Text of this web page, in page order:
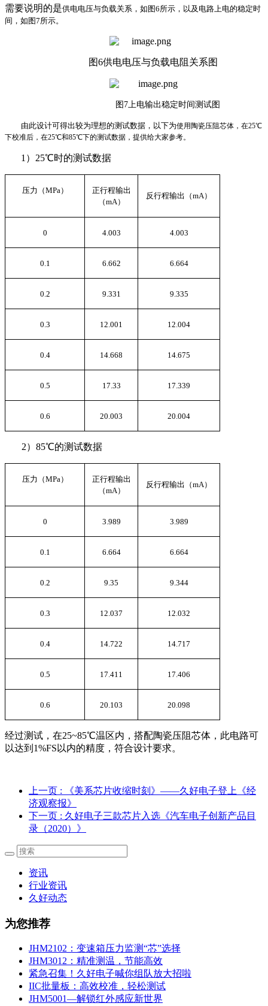
需要说明的是供电电压与负载关系，如图6所示，以及电路上电的稳定时
间，如图7所示。
图6供电电压与负载电阻关系图
图7上电输出稳定时间测试图
由此设计可得出较为理想的测试数据，以下为使用陶瓷压阻芯体，在25℃
下校准后，在25℃和85℃下的测试数据，提供给大家参考。
1 ） 25℃时的测试数据
压力（MPa ）
正行程输出
（mA ）
反行程输出（mA ）
0 4.003 4.003
0.1 6.662 6.664
0.2 9.331 9.335
0.3 12.001 12.004
0.4 14.668 14.675
0.5 17.33 17.339
0.6 20.003 20.004
2） 85℃的测试数据
压力（MPa ）
正行程输出
（mA ）
反行程输出（mA ）
0 3.989 3.989
0.1 6.664 6.664
0.2 9.35 9.344
0.3 12.037 12.032
0.4 14.722 14.717
0.5 17.411 17.406
0.6 20.103 20.098
经过测试，在25~85℃温区内，搭配陶瓷压阻芯体，此电路可
以达到 1%FS 以内的精度，符合设计要求。
上一页 : 《美系芯片收缩时刻》——久好电子登上《经
济观察报》
下一页 : 久好电子三款芯片入选《汽车电子创新产品目
录（2020）》
资讯
行业资讯
久好动态
为您推荐
JHM2102：变速箱压力监测“芯”选择
JHM3012：精准测温，节能高效
紧急召集！久好电子喊你组队放大招啦
IIC批量板：高效校准，轻松测试
JHM5001—解锁红外感应新世界